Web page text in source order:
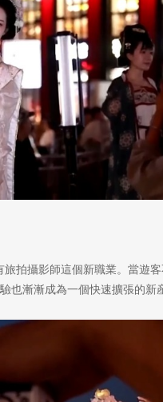
拍攝影師這個新職業。當遊
也漸漸成為一個快速擴張的新